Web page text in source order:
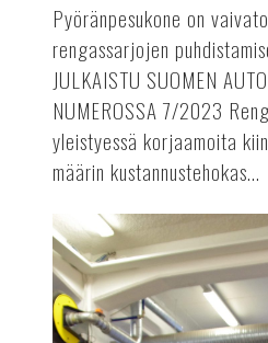
Pyöränpesukone on
rengassarjojen
JULKAISTU SUOMEN
NUMEROSSA 7/2023
yleistyessä korjaamoita
määrin kustannustehokas...
Pyöränsuuntauskäyttöön
soveltuvat
nelipilarinostimet